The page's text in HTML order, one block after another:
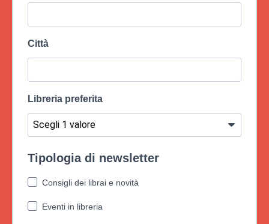
Città
Libreria preferita
Tipologia di newsletter
Consigli dei librai e novità
Eventi in libreria